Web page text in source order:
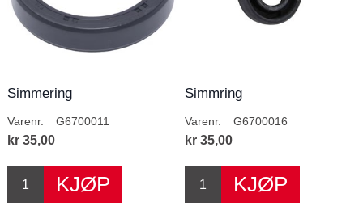
Simmering
Varenr. G6700011
kr 35,00
Simmring
Varenr. G6700016
kr 35,00